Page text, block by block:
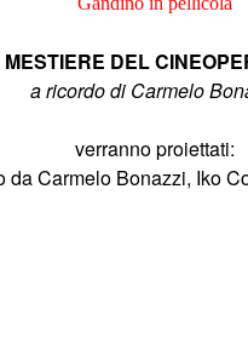
MESTIERE DEL
a ricordo di Carmelo
verranno proiettati:
da Carmelo Bonazzi, Iko